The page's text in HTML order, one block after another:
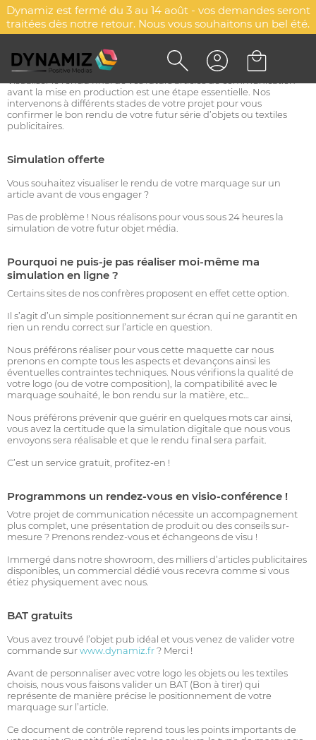
Dynamiz est fermé du 3 au 14 août - vos demandes seront
traitées dès notre retour. Nous vous souhaitons un bel été.
Simulation & BAT gratuits
avant la mise en production est une étape essentielle. Nos
intervenons à différents stades de votre projet pour vous
confirmer le bon rendu de votre futur série d’objets ou textiles
publicitaires.
Simulation offerte
Vous souhaitez visualiser le rendu de votre marquage sur un
article avant de vous engager ?
Pas de problème ! Nous réalisons pour vous sous 24 heures la
simulation de votre futur objet média.
Pourquoi ne puis-je pas réaliser moi-même ma
simulation en ligne ?
Certains sites de nos confrères proposent en effet cette option.
Il s’agit d’un simple positionnement sur écran qui ne garantit en
rien un rendu correct sur l’article en question.
Nous préférons réaliser pour vous cette maquette car nous
prenons en compte tous les aspects et devançons ainsi les
éventuelles contraintes techniques. Nous vérifions la qualité de
votre logo (ou de votre composition), la compatibilité avec le
marquage souhaité, le bon rendu sur la matière, etc…
Nous préférons prévenir que guérir en quelques mots car ainsi,
vous avez la certitude que la simulation digitale que nous vous
envoyons sera réalisable et que le rendu final sera parfait.
C’est un service gratuit, profitez-en !
Programmons un rendez-vous en visio-conférence !
Votre projet de communication nécessite un accompagnement
plus complet, une présentation de produit ou des conseils sur-
mesure ? Prenons rendez-vous et échangeons de visu !
Immergé dans notre showroom, des milliers d’articles publicitaires
disponibles, un commercial dédié vous recevra comme si vous
étiez physiquement avec nous.
BAT gratuits
Vous avez trouvé l’objet pub idéal et vous venez de valider votre
commande surwww.dynamiz.fr? Merci !
Avant de personnaliser avec votre logo les objets ou les textiles
choisis, nous vous faisons valider un BAT (Bon à tirer) qui
représente de manière précise le positionnement de votre
marquage sur l’article.
Ce document de contrôle reprend tous les points importants de